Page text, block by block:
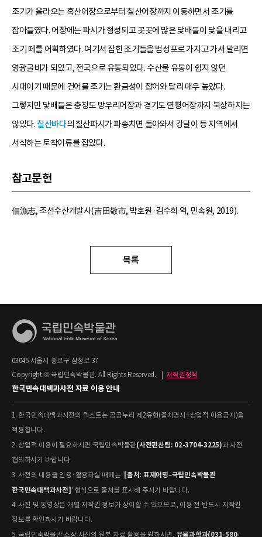
조기가 올라오는 흑산어장으로부터 칠산어장까지 이동하면서 조기를
잡아들였다. 어장에는 파시가 형성되고 곳곳에 많은 닻배들이 닻을 내리고
조기 떼를 어획하였다. 여기서 잡힌 조기들을 법성포로 가지고 가서 말리면
영광굴비가 되었고, 전국으로 유통되었다. 수산물 유통이 쉽지 않던
시대이기 때문에 건어물 조기는 환금성이 잡어와 달리 매우 높았다.
그렇지만 닻배들은 충청도 방우리어장과 경기도 연평어장까지 북상하지는
않았다.칠산바다의 칠산파시가 파송치면 돌아와서 강달이 등 지역에서
서식하는 토착어류를 잡았다.
참고문헌
佃漁志, 조선수산개발사(吉田敬市, 박호원·김수희 역, 민속원, 2019).
목록
03045 서울시 종로구 삼청로 37
Copyright © 국립민속박물관. All Rights Reserved.
저작권정책
한국민속대백과사전 자료 이용 안내
1. 한국민속대백과사전의 텍스트는 공공누리 제2유형(출처명시+상업적 이용금지)을
적용합니다.
2. 상업적 이용이 필요하시면 국립민속박물관(사전편찬팀: 02-3704-3225)과 사전
협의하시기 바랍니다.
3. 사전의 내용을 인용·활용하실 때에는 ' [출처: 표제어명–국립민속박물관
한국민속대백과사전] ' 형식으로 출처를 표시해 주시기 바랍니다.
4. 사진 및 동영상은 개별 저작권 정보가 상이할 수 있으므로, 이용 전 반드시 저작권
정보를 확인하시기 바랍니다.
5. 국립민속박물관 소장 사진의 원본 자료 활용을 원하시면, 유물과학과(031-580-